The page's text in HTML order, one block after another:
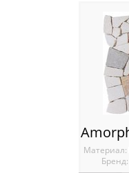
Материал:
Бренд: